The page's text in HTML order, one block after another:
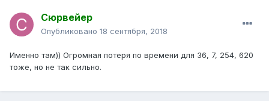
Сюрвейер
Опубликовано 18 сентября, 2018
Именно там)) Огромная потеря по времени для 36, 7, 254, 620
тоже, но не так сильно.